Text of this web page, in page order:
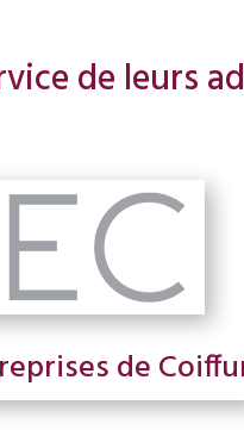
de leurs
de